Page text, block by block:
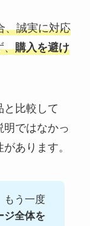
、誠実に対応
、購入を避け
と比較して
明ではなかっ
あります。
もう一度
ジ全体を